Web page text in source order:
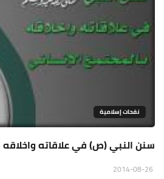
نفحات إسلامية
سنن النبي (ص) في علاقاته واخلاقه